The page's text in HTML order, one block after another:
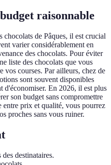
raisonnable
de Pâques, il est crucial
varier considérablement en
des chocolats. Pour éviter
liste des chocolats que vous
vos courses. Par ailleurs, chez de
sont souvent disponibles
d'économiser. En 2026, il est plus
son budget sans compromettre
prix et qualité, vous pourrez
proches sans vous ruiner.
destinataires.